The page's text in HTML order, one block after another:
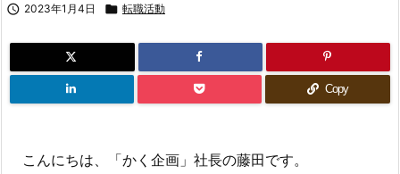
 2023年1月4日  転職活動
Copy
こんにちは、「かく企画」社長の藤田です。